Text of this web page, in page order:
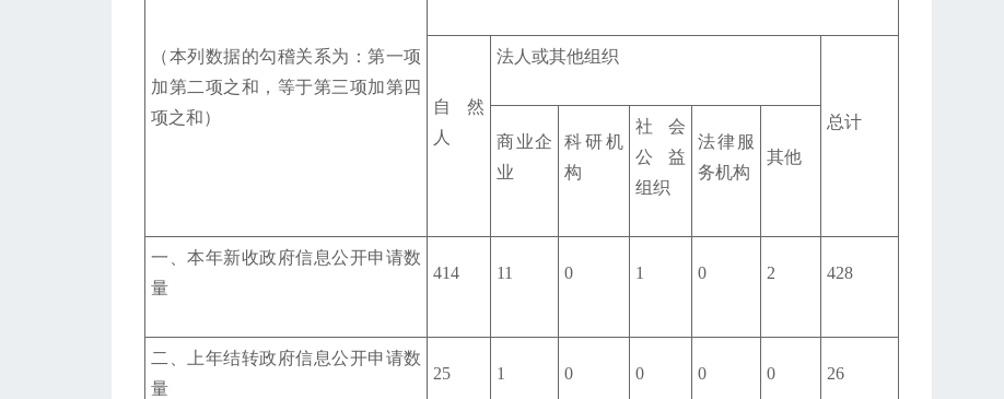
（本列数据的勾稽关系为：第一项
加第二项之和，等于第三项加第四
项之和）
自然
人
法人或其他组织
总计
商业企
业
科研机
构
社会
公益
组织
法律服
务机构
其他
一、本年新收政府信息公开申请数
量
414 11 0 1 0 2 428
二、上年结转政府信息公开申请数
量
25 1 0 0 0 0 26